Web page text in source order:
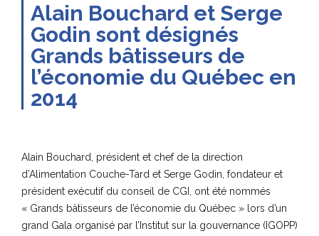
Alain Bouchard et Serge
Godin sont désignés
Grands bâtisseurs de
l’économie du Québec en
2014
Alain Bouchard, président et chef de la direction
d’Alimentation Couche-Tard et Serge Godin, fondateur et
président exécutif du conseil de CGI, ont été nommés
« Grands bâtisseurs de l’économie du Québec » lors d’un
grand Gala organisé par l’Institut sur la gouvernance (IGOPP)